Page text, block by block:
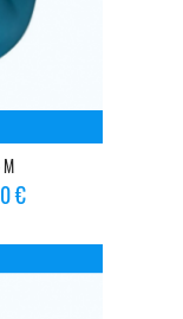
M
€